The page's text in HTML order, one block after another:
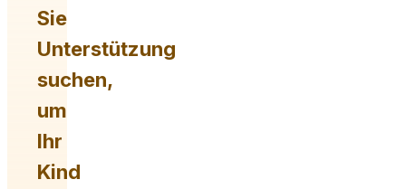
Sie
Unterstützung
suchen,
um
Ihr
Kind